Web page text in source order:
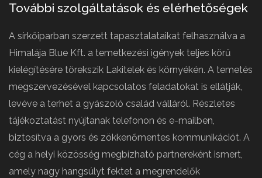
További szolgáltatások és elérhetőségek
A sírkőiparban szerzett tapasztalataikat felhasználva a
Himalája Blue Kft. a temetkezési igények teljes körű
kielégítésére törekszik Lakitelek és környékén. A temetés
megszervezésével kapcsolatos feladatokat is ellátják,
levéve a terhet a gyászoló család válláról. Részletes
tájékoztatást nyújtanak telefonon és e-mailben,
biztosítva a gyors és zökkenőmentes kommunikációt. A
cég a helyi közösség megbízható partnereként ismert,
amely nagy hangsúlyt fektet a megrendelők